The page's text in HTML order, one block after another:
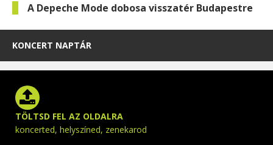
A Depeche Mode dobosa visszatér Budapestre
KONCERT NAPTÁR
TÖLTSD FEL AZ OLDALRA
koncerted, helyszíned, zenekarod